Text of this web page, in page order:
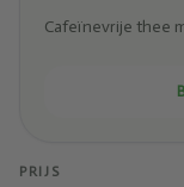
Cafeïnevrije thee
PRIJS